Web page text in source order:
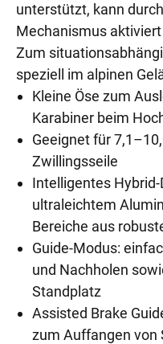
unterstützt, kann
Mechanismus
Zum
speziell im alpinen
Kleine Öse zum
Karabiner beim
Geeignet für
Zwillingsseile
Intelligentes
ultraleichtem
Bereiche aus
Guide-Modus:
und Nachholen
Standplatz
Assisted Brake
zum Auffangen von